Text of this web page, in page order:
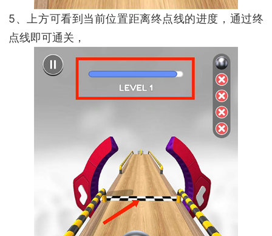
5、上方可看到当前位置距离终点线的进度，通过终
点线即可通关，